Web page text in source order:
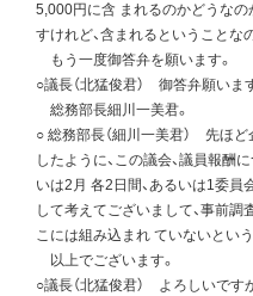
5,000円に含 まれるのかどうなの
すけれど、含まれるということな
もう一度御答弁を願います。
○議長（北猛俊君） 御答弁願いま
総務部長細川一美君。
○ 総務部長（細川一美君） 先ほ
したように、この議会、議員報酬
いは2月 各2日間、あるいは1委
して考えてございまして、事前調
こには組み込まれ ていないとい
以上でございます。
○議長（北猛俊君） よろしいです